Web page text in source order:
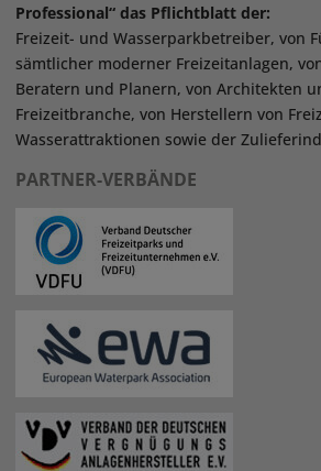
Professional“ das Pflichtblatt der:
Freizeit- und Wasserparkbetreiber, von
sämtlicher moderner Freizeitanlagen,
Beratern und Planern, von Architekten
Freizeitbranche, von Herstellern von
Wasserattraktionen sowie der
PARTNER-VERBÄNDE